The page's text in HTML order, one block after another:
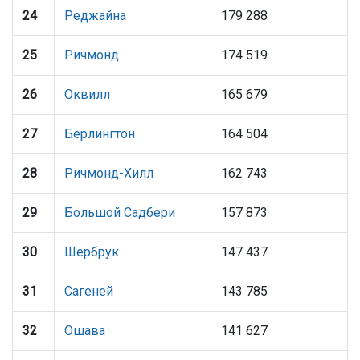
24 Реджайна 179 288
25 Ричмонд 174 519
26 Оквилл 165 679
27 Берлингтон 164 504
28 Ричмонд-Хилл 162 743
29 Большой Садбери 157 873
30 Шербрук 147 437
31 Сагеней 143 785
32 Ошава 141 627